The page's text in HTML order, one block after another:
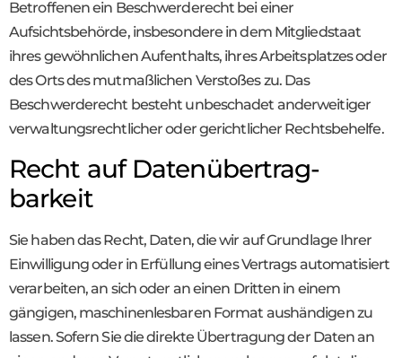
Betroffenen ein Beschwerderecht bei einer
Aufsichtsbehörde, insbesondere in dem Mitgliedstaat
ihres gewöhnlichen Aufenthalts, ihres Arbeitsplatzes oder
des Orts des mutmaßlichen Verstoßes zu. Das
Beschwerderecht besteht unbeschadet anderweitiger
verwaltungsrechtlicher oder gerichtlicher Rechtsbehelfe.
Recht auf Daten­übertrag­
barkeit
Sie haben das Recht, Daten, die wir auf Grundlage Ihrer
Einwilligung oder in Erfüllung eines Vertrags automatisiert
verarbeiten, an sich oder an einen Dritten in einem
gängigen, maschinenlesbaren Format aushändigen zu
lassen. Sofern Sie die direkte Übertragung der Daten an